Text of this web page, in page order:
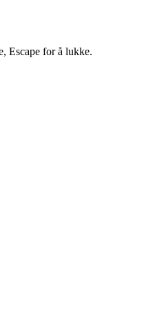
Escape for å lukke.